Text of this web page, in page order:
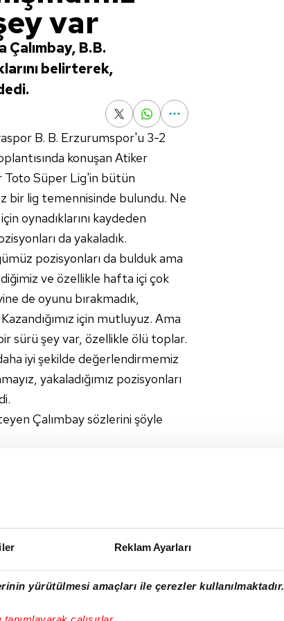
Reklam Ayarları
yürütülmesi amaçları ile çerezler kullanılmaktadır.
var
B.B.
belirterek,
B. B. Erzurumspor'u 3-2
konuşan Atiker
Toto Süper Lig'in bütün
bir lig temennisinde bulundu. Ne
oynadıklarını kaydeden
da yakaladık.
pozisyonları da bulduk ama
ve özellikle hafta içi çok
de oyunu bırakmadık,
için mutluyuz. Ama
sürü şey var, özellikle ölü toplar.
iyi şekilde değerlendirmemiz
yakaladığımız pozisyonları
Çalımbay sözlerini şöyle
arkadaşlarımız var.
İnşallah bunların hepsi gelirse o
bizim Milli Takım arasına
bambaşka ve bundan daha iyi